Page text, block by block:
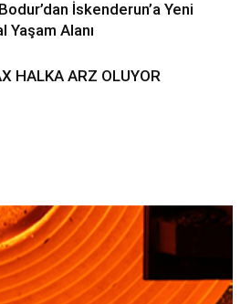
İskenderun’a Yeni
Yaşam Alanı
HALKA ARZ OLUYOR